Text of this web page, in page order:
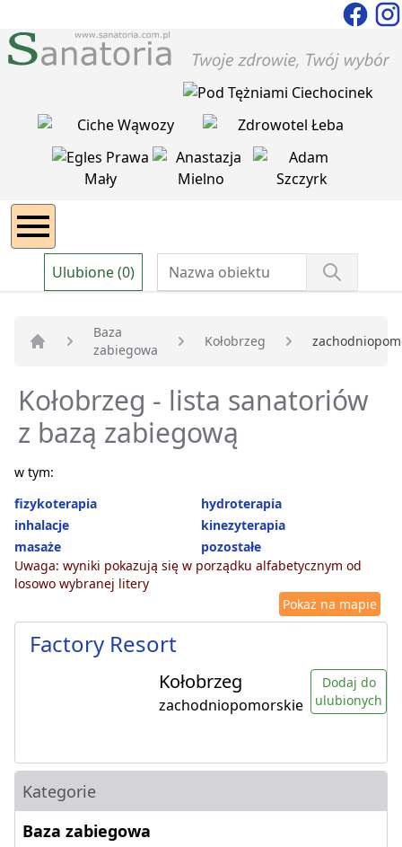
Ulubione (0)
Strona główna
Baza
zabiegowa
Kołobrzeg
Kołobrzeg - lista sanatoriów
z bazą zabiegową
w tym:
fizykoterapia
hydroterapia
inhalacje
kinezyterapia
masaże
pozostałe
Uwaga: wyniki pokazują się w porządku alfabetycznym od
losowo wybranej litery
Pokaż na mapie
Factory Resort
Kołobrzeg
zachodniopomorskie
Dodaj do
ulubionych
Kategorie
Baza zabiegowa